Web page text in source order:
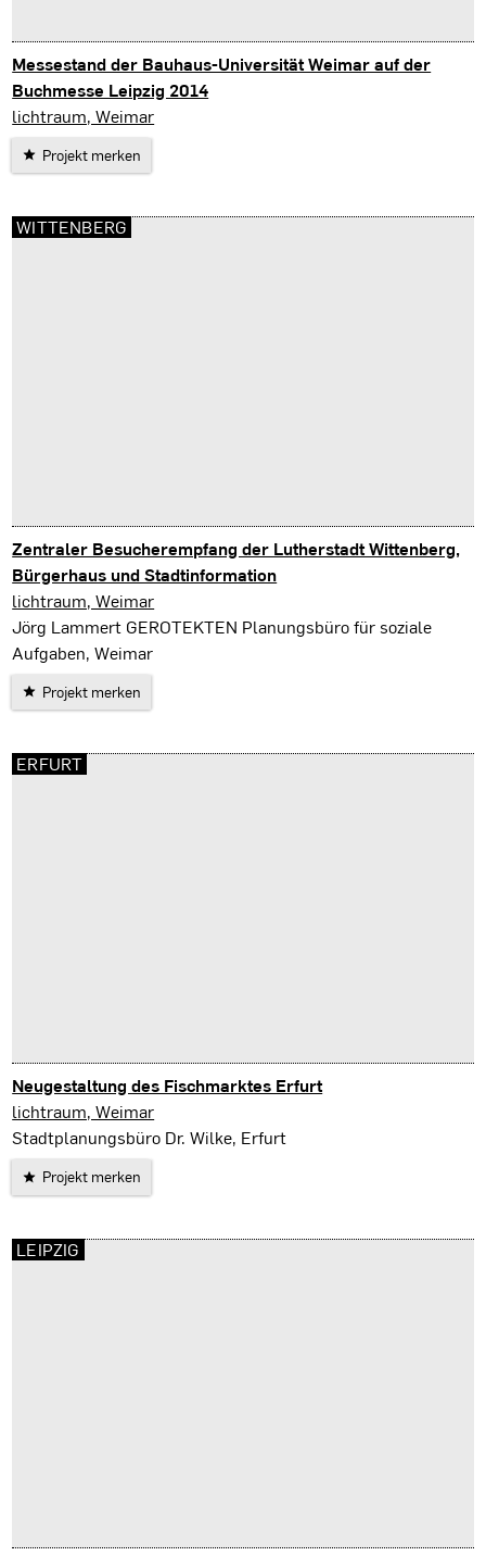
Messestand der Bauhaus-Universität Weimar auf der
Buchmesse Leipzig 2014
Leipzig
lichtraum, Weimar
Projekt merken
Zentraler Besucherempfang der Lutherstadt Wittenberg,
Bürgerhaus und Stadtinformation
Wittenberg
lichtraum, Weimar
Jörg Lammert GEROTEKTEN Planungsbüro für soziale
Aufgaben, Weimar
Projekt merken
WITTENBERG
Neugestaltung des Fischmarktes Erfurt
Erfurt
lichtraum, Weimar
Stadtplanungsbüro Dr. Wilke, Erfurt
Projekt merken
ERFURT
LEIPZIG